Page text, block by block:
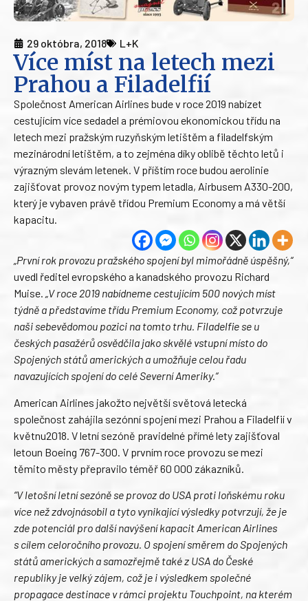
29 októbra, 2018 L+K
Více míst na letech mezi
Prahou a Filadelfií
Společnost American Airlines bude v roce 2019 nabízet
cestujícím více sedadel a prémiovou ekonomickou třídu na
letech mezi pražským ruzyňským letištěm a filadelfským
mezinárodní letištěm, a to zejména díky oblibě těchto letů i
výrazným slevám letenek. V příštím roce budou aerolinie
zajišťovat provoz novým typem letadla, Airbusem A330-200,
který je vybaven právě třídou Premium Economy a má větší
kapacitu.
„První rok provozu pražského spojení byl mimořádně úspěšný,“
uvedl ředitel evropského a kanadského provozu Richard
Muise. „V roce 2019 nabídneme cestujícím 500 nových míst
týdně a představíme třídu Premium Economy, což potvrzuje
naši sebevědomou pozici na tomto trhu. Filadelfie se u
českých pasažérů osvědčila jako skvělé vstupní místo do
Spojených států amerických a umožňuje celou řadu
navazujících spojení do celé Severní Ameriky.“
American Airlines jakožto největší světová letecká
společnost zahájila sezónní spojení mezi Prahou a Filadelfií v
květnu2018. V letní sezóně pravidelné přímé lety zajišťoval
letoun Boeing 767-300. V prvním roce provozu se mezi
těmito městy přepravilo téměř 60 000 zákazníků.
“V letošní letní sezóně se provoz do USA proti loňskému roku
více než zdvojnásobil a tyto vynikající výsledky potvrzují, že je
zde potenciál pro další navýšení kapacit American Airlines
s cílem celoročního provozu. O spojení směrem do Spojených
států amerických a samozřejmě také z USA do České
republiky je velký zájem, což je i výsledkem společné
propagace destinace v rámci projektu Touchpoint, na kterém